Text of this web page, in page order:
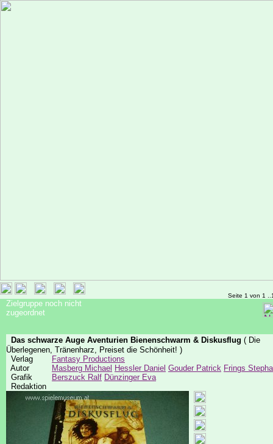
Seite 1 von 1
Zielgruppe noch nicht
zugeordnet
Das schwarze Auge Aventurien Bienenschwarm & Diskusflug ( Die
Überlegenen, Tränenharz, Preiset die Schönheit! )
Verlag
Fantasy Productions
Autor
Masberg Michael Hessler Daniel Gouder Patrick Frings
Grafik
Berszuck Ralf Dünzinger Eva
Redaktion